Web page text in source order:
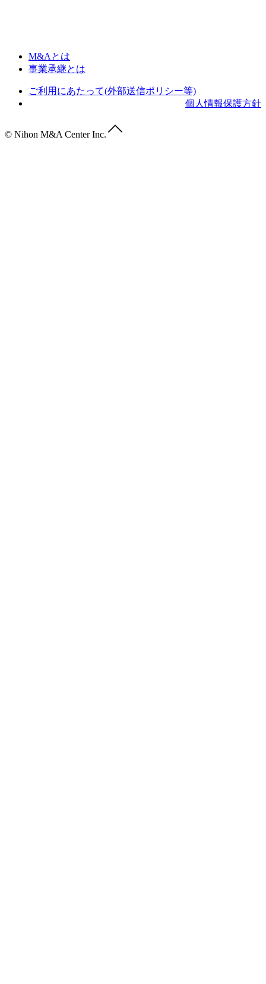
M&Aとは
事業承継とは
ご利用にあたって(外部送信ポリシー等)
個人情報保護方針
© Nihon M&A Center Inc.